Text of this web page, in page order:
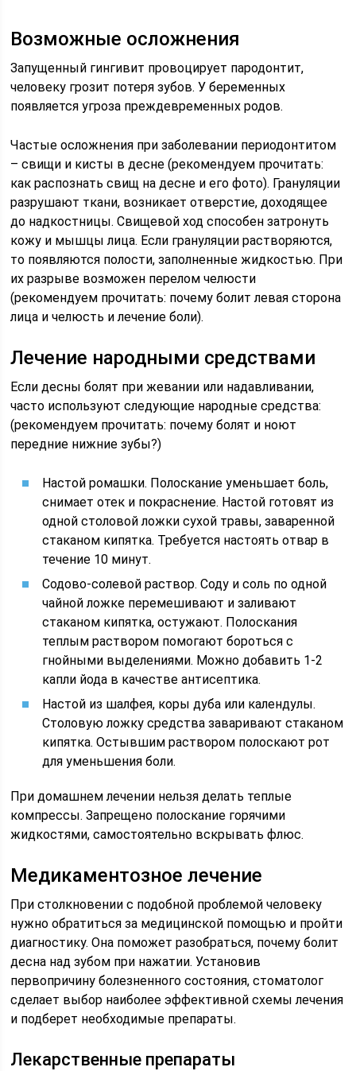
Возможные осложнения
Запущенный гингивит провоцирует пародонтит,
человеку грозит потеря зубов. У беременных
появляется угроза преждевременных родов.
Частые осложнения при заболевании периодонтитом
– свищи и кисты в десне (рекомендуем прочитать:
как распознать свищ на десне и его фото). Грануляции
разрушают ткани, возникает отверстие, доходящее
до надкостницы. Свищевой ход способен затронуть
кожу и мышцы лица. Если грануляции растворяются,
то появляются полости, заполненные жидкостью. При
их разрыве возможен перелом челюсти
(рекомендуем прочитать: почему болит левая сторона
лица и челюсть и лечение боли).
Лечение народными средствами
Если десны болят при жевании или надавливании,
часто используют следующие народные средства:
(рекомендуем прочитать: почему болят и ноют
передние нижние зубы?)
Настой ромашки. Полоскание уменьшает боль,
снимает отек и покраснение. Настой готовят из
одной столовой ложки сухой травы, заваренной
стаканом кипятка. Требуется настоять отвар в
течение 10 минут.
Содово-солевой раствор. Соду и соль по одной
чайной ложке перемешивают и заливают
стаканом кипятка, остужают. Полоскания
теплым раствором помогают бороться с
гнойными выделениями. Можно добавить 1-2
капли йода в качестве антисептика.
Настой из шалфея, коры дуба или календулы.
Столовую ложку средства заваривают стаканом
кипятка. Остывшим раствором полоскают рот
для уменьшения боли.
При домашнем лечении нельзя делать теплые
компрессы. Запрещено полоскание горячими
жидкостями, самостоятельно вскрывать флюс.
Медикаментозное лечение
При столкновении с подобной проблемой человеку
нужно обратиться за медицинской помощью и пройти
диагностику. Она поможет разобраться, почему болит
десна над зубом при нажатии. Установив
первопричину болезненного состояния, стоматолог
сделает выбор наиболее эффективной схемы лечения
и подберет необходимые препараты.
Лекарственные препараты